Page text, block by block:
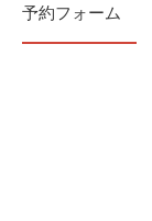
予約フォーム